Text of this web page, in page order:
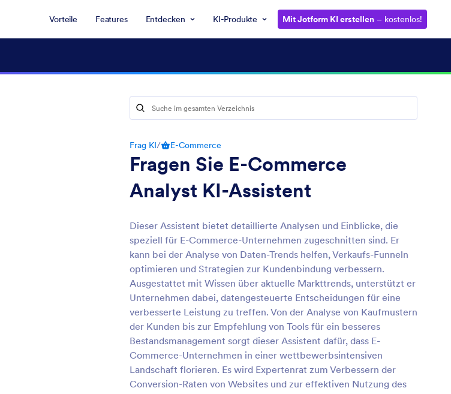
Vorteile Features Entdecken KI-Produkte Mit Jotform KI erstellen – kostenlos!
Frag KI/ E-Commerce
Fragen Sie E-Commerce
Analyst KI-Assistent
Dieser Assistent bietet detaillierte Analysen und Einblicke, die
speziell für E-Commerce-Unternehmen zugeschnitten sind. Er
kann bei der Analyse von Daten-Trends helfen, Verkaufs-Funneln
optimieren und Strategien zur Kundenbindung verbessern.
Ausgestattet mit Wissen über aktuelle Markttrends, unterstützt er
Unternehmen dabei, datengesteuerte Entscheidungen für eine
verbesserte Leistung zu treffen. Von der Analyse von Kaufmustern
der Kunden bis zur Empfehlung von Tools für ein besseres
Bestandsmanagement sorgt dieser Assistent dafür, dass E-
Commerce-Unternehmen in einer wettbewerbsintensiven
Landschaft florieren. Es wird Expertenrat zum Verbessern der
Conversion-Raten von Websites und zur effektiven Nutzung des